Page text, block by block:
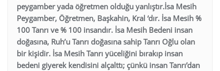
peygamber yada öğretmen olduğu yanlıştır.İsa Mesih
Peygamber, Öğretmen, Başkahin, Kral ‘dır. İsa Mesih %
100 Tanrı ve % 100 insandır. İsa Mesih Bedeni insan
doğasına, Ruh’u Tanrı doğasına sahip Tanrı Oğlu olan
bir kişidir. İsa Mesih Tanrı yüceliğini bırakıp insan
bedeni giyerek kendisini alçalttı; çünkü insan Tanrı’dan